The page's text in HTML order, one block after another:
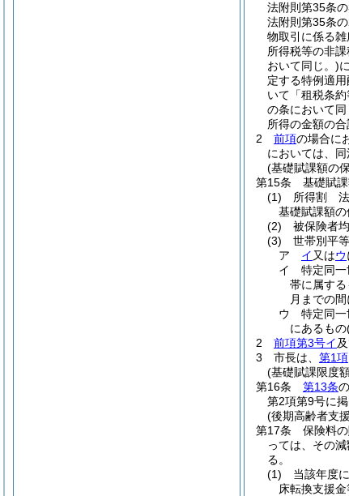
法附則第35条
法附則第35条
物取引に係る
所得税等の非
おいて同じ。)
定する特例適
いて「租税条
の条において同
所得の金額の
2
前項の場合に
においては、
(基礎賦課額の
第15条
基礎賦
(1)
所得割 法
基礎賦課額
(2)
被保険者
(3)
世帯別平
ア
イ 又はウ
イ
特定同
帯に属す
月までの
ウ
特定同
にあるもの
2
前項第3号イ
3
市長は、 第1項
(基礎賦課限度
第16条
第13条
第2項第9号に
(後期高齢者支
第17条
保険料
っては、その
る。
(1)
当該年度
床転換支援